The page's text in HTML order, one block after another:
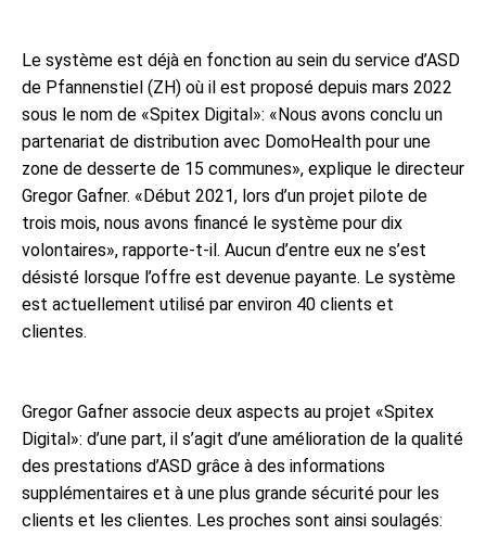
Le système est déjà en fonction au sein du service d’ASD
de Pfannenstiel (ZH) où il est proposé depuis mars 2022
sous le nom de «Spitex Digital»: «Nous avons conclu un
partenariat de distribution avec DomoHealth pour une
zone de desserte de 15 communes», explique le directeur
Gregor Gafner. «Début 2021, lors d’un projet pilote de
trois mois, nous avons financé le système pour dix
volontaires», rapporte-t-il. Aucun d’entre eux ne s’est
désisté lorsque l’offre est devenue payante. Le système
est actuellement utilisé par environ 40 clients et
clientes.
Gregor Gafner associe deux aspects au projet «Spitex
Digital»: d’une part, il s’agit d’une amélioration de la qualité
des prestations d’ASD grâce à des informations
supplémentaires et à une plus grande sécurité pour les
clients et les clientes. Les proches sont ainsi soulagés: